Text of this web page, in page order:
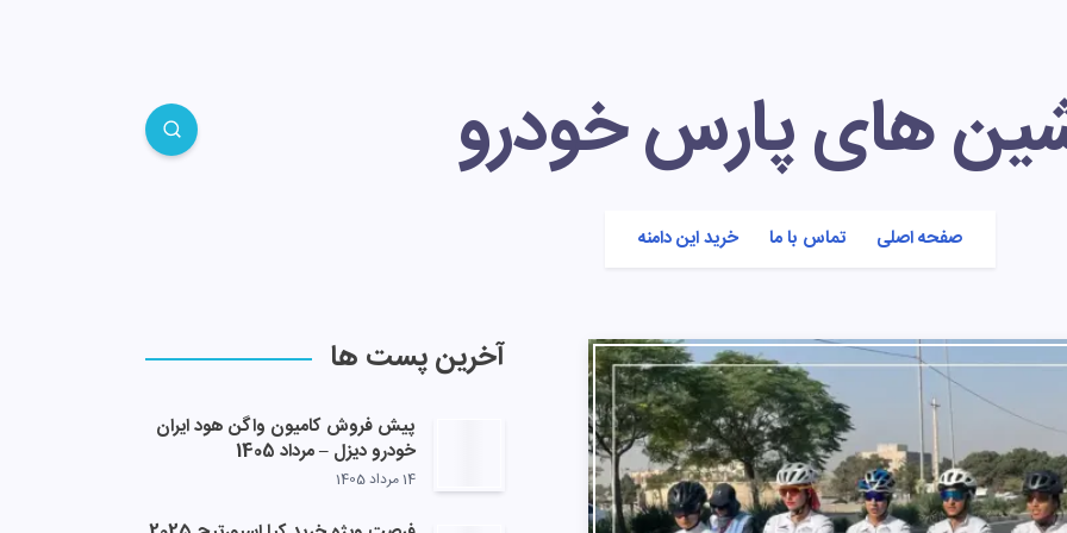
های پارس خودرو
صفحه اصلی تماس با ما خرید این دامنه
آخرین پست ها
پیش فروش کامیون واگن هود ایران
خودرو دیزل – مرداد 1405
14 مرداد 1405